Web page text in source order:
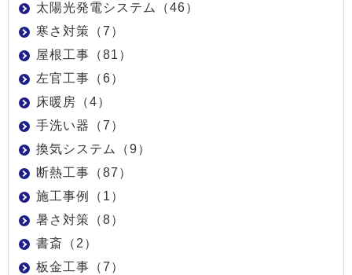
太陽光発電システム（46）
寒さ対策（7）
屋根工事（81）
左官工事（6）
床暖房（4）
手洗い器（7）
換気システム（9）
断熱工事（87）
施工事例（1）
暑さ対策（8）
書斎（2）
板金工事（7）